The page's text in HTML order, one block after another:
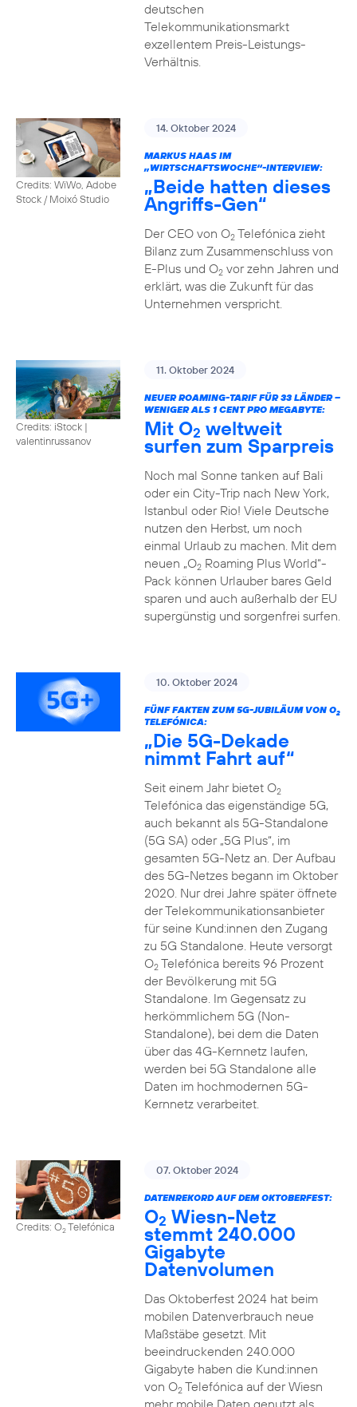
deutschen
Telekommunikationsmarkt
exzellentem Preis-Leistungs-
Verhältnis.
Credits: WiWo, Adobe
Stock / Moixó Studio
14. Oktober 2024
MARKUS HAAS IM
„WIRTSCHAFTSWOCHE“-INTERVIEW:
„Beide hatten dieses
Angriffs-Gen“
Der CEO von O2Telefónica zieht
Bilanz zum Zusammenschluss von
E-Plus und O2vor zehn Jahren und
erklärt, was die Zukunft für das
Unternehmen verspricht.
Credits: iStock |
valentinrussanov
11. Oktober 2024
NEUER ROAMING-TARIF FÜR 33 LÄNDER –
WENIGER ALS 1 CENT PRO MEGABYTE:
Mit O2 weltweit
surfen zum Sparpreis
Noch mal Sonne tanken auf Bali
oder ein City-Trip nach New York,
Istanbul oder Rio! Viele Deutsche
nutzen den Herbst, um noch
einmal Urlaub zu machen. Mit dem
neuen „O2Roaming Plus World“-
Pack können Urlauber bares Geld
sparen und auch außerhalb der EU
supergünstig und sorgenfrei surfen.
10. Oktober 2024
FÜNF FAKTEN ZUM 5G-JUBILÄUM VON O2
TELEFÓNICA:
„Die 5G-Dekade
nimmt Fahrt auf“
Seit einem Jahr bietet O2
Telefónica das eigenständige 5G,
auch bekannt als 5G-Standalone
(5G SA) oder „5G Plus“, im
gesamten 5G-Netz an. Der Aufbau
des 5G-Netzes begann im Oktober
2020. Nur drei Jahre später öffnete
der Telekommunikationsanbieter
für seine Kund:innen den Zugang
zu 5G Standalone. Heute versorgt
O2Telefónica bereits 96 Prozent
der Bevölkerung mit 5G
Standalone. Im Gegensatz zu
herkömmlichem 5G (Non-
Standalone), bei dem die Daten
über das 4G-Kernnetz laufen,
werden bei 5G Standalone alle
Daten im hochmodernen 5G-
Kernnetz verarbeitet.
Credits: O2Telefónica
07. Oktober 2024
DATENREKORD AUF DEM OKTOBERFEST:
O2 Wiesn-Netz
stemmt 240.000
Gigabyte
Datenvolumen
Das Oktoberfest 2024 hat beim
mobilen Datenverbrauch neue
Maßstäbe gesetzt. Mit
beeindruckenden 240.000
Gigabyte haben die Kund:innen
von O2Telefónica auf der Wiesn
mehr mobile Daten genutzt als